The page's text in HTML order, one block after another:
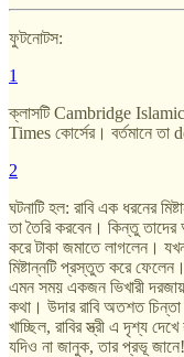
ফুটনোটস:
1
ক্লাসটি Cambridge
Times কোর্সের। বর্তমানে তা
2
ঘটনাটি হল: রাবি এক ধরনের
তা তৈরি করবেন। কিন্তু তাদের
করে টাকা জমাতে লাগলেন।
মিষ্টান্নটি প্রস্তুত করে
এমন সময় একজন ভিখারী দরজায়
কথা। উদার রাবি অতশত চিন্তা
খাচ্ছিল, রাবির স্ত্রী এ দৃশ্য
যদিও না জানুক, তার প্রভূ জানে!